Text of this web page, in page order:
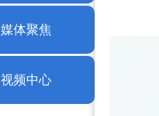
媒体聚焦
视频中心